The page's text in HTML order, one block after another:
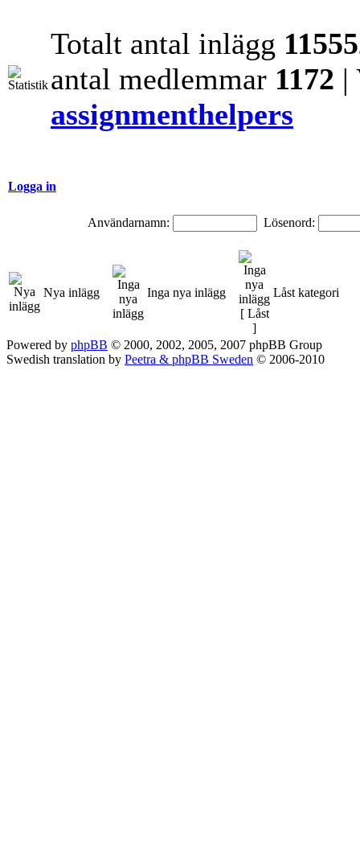
Totalt antal inlägg
antal medlemmar 1172 |
assignmenthelpers
Logga in
Användarnamn: Lösenord:
Nya inlägg Inga nya inlägg Låst kategori
Powered by phpBB © 2000, 2002, 2005, 2007 phpBB Group
Swedish translation by Peetra & phpBB Sweden © 2006-2010